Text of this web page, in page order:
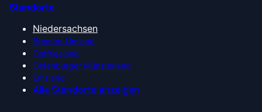
Standorte
Niedersachsen
Bremen-Umland
Ostfriesland
Oldenburger Münsterland
Emsland
Alle Standorte anzeigen